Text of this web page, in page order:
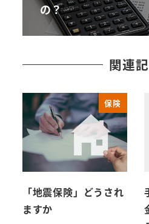
の？
関連
保険
「地震保険」どうされ
ますか